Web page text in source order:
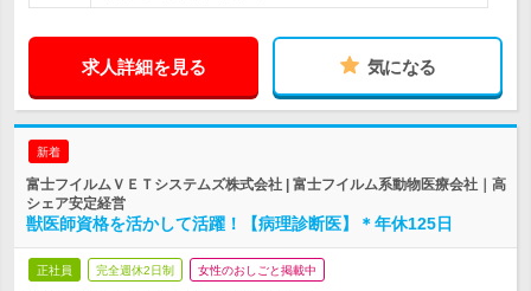
求人詳細を見る 気になる
新着
富士フイルムＶＥＴシステムズ株式会社 | 富士フイルム系動物医療会社｜高
シェア安定経営
獣医師資格を活かして活躍！【病理診断医】＊年休125日
正社員 完全週休2日制 女性のおしごと掲載中